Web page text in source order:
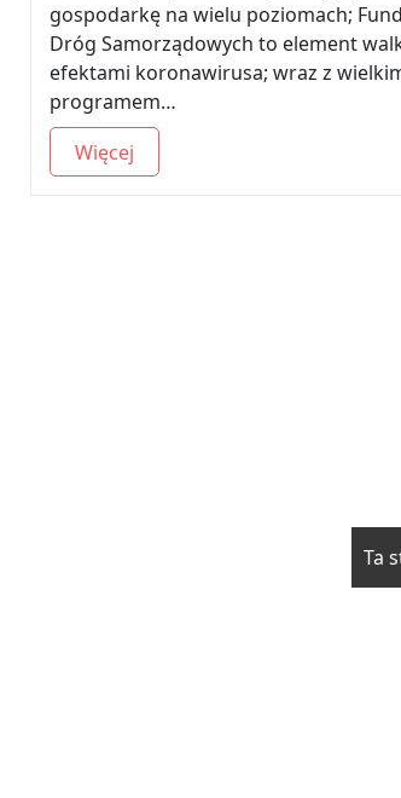
gospodarkę na wielu poziomach;
Dróg Samorządowych to element
efektami koronawirusa; wraz z
programem…
Więcej
Ta